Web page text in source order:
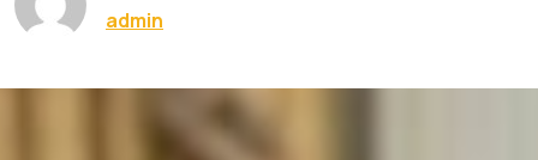
admin